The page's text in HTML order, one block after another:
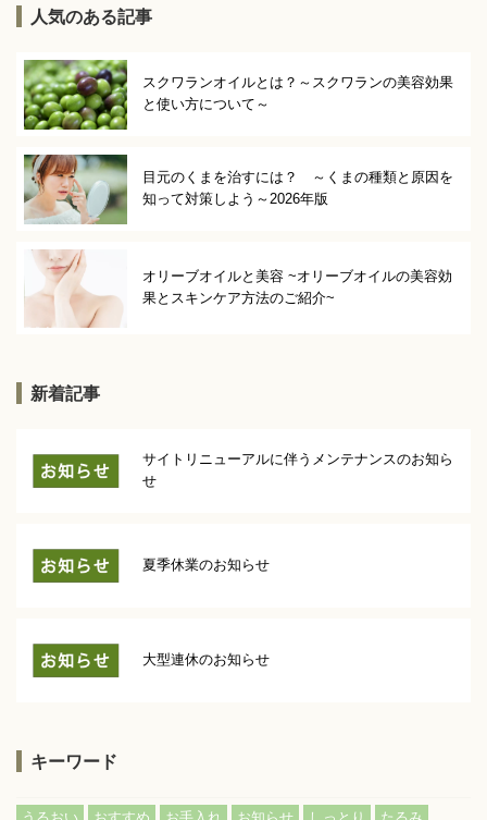
人気のある記事
スクワランオイルとは？～スクワランの美容効果
と使い方について～
目元のくまを治すには？ ～くまの種類と原因を
知って対策しよう～2026年版
オリーブオイルと美容 ~オリーブオイルの美容効
果とスキンケア方法のご紹介~
新着記事
サイトリニューアルに伴うメンテナンスのお知ら
せ
夏季休業のお知らせ
大型連休のお知らせ
キーワード